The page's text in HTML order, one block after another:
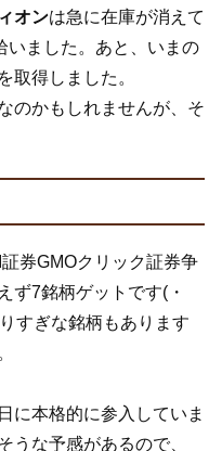
オンは急に在庫が消えて
いました。あと、いまの
を取得しました。
のかもしれませんが、そ
券GMOクリック証券争
ず7銘柄ゲットです(・
すぎな銘柄もあります
に本格的に参入していま
うな予感があるので、